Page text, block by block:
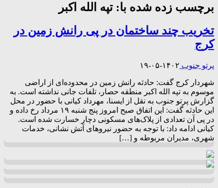
برچسب زده شده با: تپه الله اکبر
تخریب چند ساختمان در پی رانش زمین در
کرج
پرتو جنوب ۱۴۰۲-۰۵-۱۹
شهردار کرج گفت: حادثه رانش زمین در محدوده‌ای از اراضی
موسوم به تپه الله اکبر منطقه حصار، تلفات جانی نداشته است. به
گزارش پرتو جنوب به نقل از ایسنا، مهرداد کیانی با حضور در محل
این حادثه گفت: این اتفاق صبح امروز پنج شنبه ۱۹ مرداد رخ داده و
در پی آن تعدادی از پلاک‌های مسکونی دچار خسارت شده است.
کیانی ادامه داد: با توجه به حضور نیروهای آتش نشانی، خدمات
شهری، مدیران مربوطه و […]